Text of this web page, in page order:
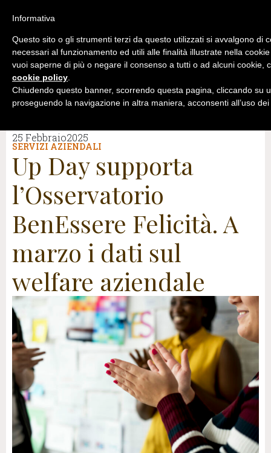
25 Febbraio2025
SERVIZI AZIENDALI
Up Day supporta
l’Osservatorio
BenEssere Felicità. A
marzo i dati sul
welfare aziendale
Informativa
Questo sito o gli strumenti terzi da questo utilizzati si avvalgono di
necessari al funzionamento ed utili alle finalità illustrate nella
vuoi saperne di più o negare il consenso a tutti o ad alcuni cookie,
cookie policy.
Chiudendo questo banner, scorrendo questa pagina, cliccando su
proseguendo la navigazione in altra maniera, acconsenti all’uso